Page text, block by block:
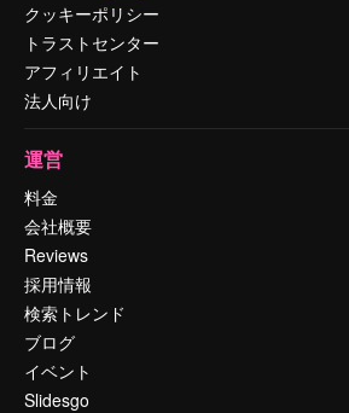
クッキーポリシー
トラストセンター
アフィリエイト
法人向け
運営
料金
会社概要
Reviews
採用情報
検索トレンド
ブログ
イベント
Slidesgo